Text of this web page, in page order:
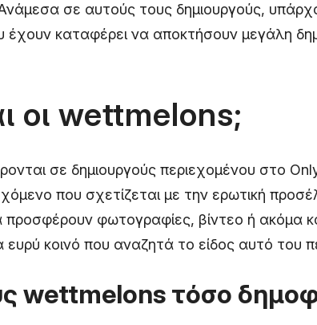
σε αυτούς τους δημιουργούς,
έχουν καταφέρει να αποκτήσουν μεγάλη
οι wettmelons;
σε δημιουργούς περιεχομένου στο
που σχετίζεται με την ερωτική
προσφέρουν φωτογραφίες, βίντεο ή ακόμα
κοινό που αναζητά το είδος αυτό του
wettmelons τόσο